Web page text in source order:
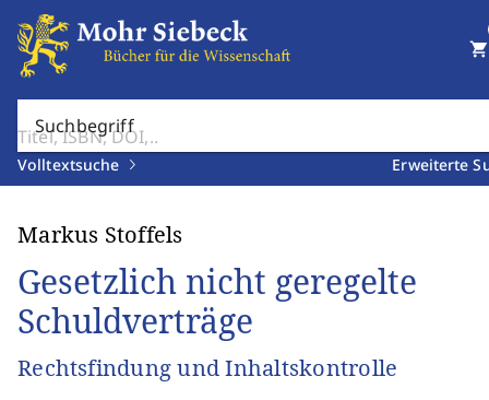
Suchbegriff
Volltextsuche Erweiterte
shopping_cart
Markus Stoffels
Gesetzlich nicht geregelte
Schuldverträge
Rechtsfindung und Inhaltskontrolle